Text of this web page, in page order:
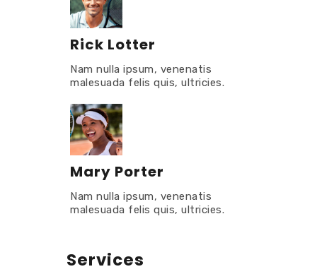
Rick Lotter
Nam nulla ipsum, venenatis
malesuada felis quis, ultricies.
Mary Porter
Nam nulla ipsum, venenatis
malesuada felis quis, ultricies.
Services